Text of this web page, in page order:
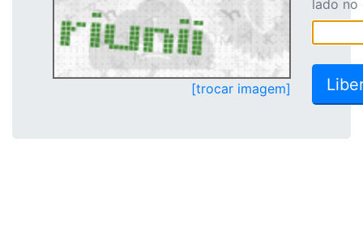
[trocar imagem]
lado no